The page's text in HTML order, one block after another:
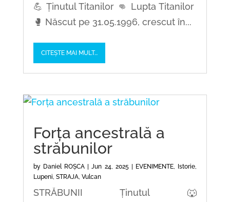
💪 Ținutul Titanilor 👊 Lupta Titanilor
🥊 Născut pe 31.05.1996, crescut în...
CITEȘTE MAI MULT...
Forța ancestrală a
străbunilor
by Daniel ROȘCA |Jun 24, 2025| EVENIMENTE, Istorie,
Lupeni, STRAJA, Vulcan
STRĂBUNII Ținutul 🐺